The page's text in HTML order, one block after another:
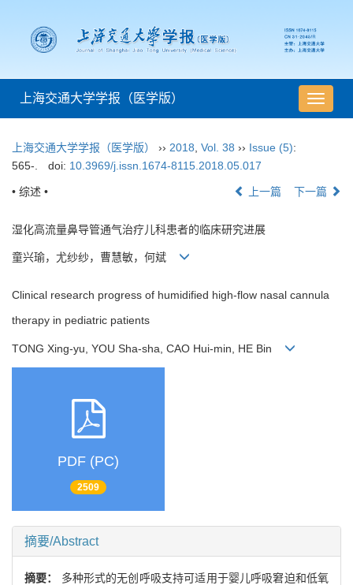
导
航
上海交通大学学报（医学版）
上海交通大学学报（医学版） ›› 2018 Vol. 38 ›› Issue (5):
565-.
doi: 10.3969/j.issn.1674-8115.2018.05.017
• 综述 • 上一篇 下一篇
湿化高流量鼻导管通气治疗儿科患者的临床研究进展
童兴瑜，尤纱纱，曹慧敏，何斌
Clinical research progress of humidified high-flow nasal cannula
therapy in pediatric patients
TONG Xing-yu, YOU Sha-sha, CAO Hui-min, HE Bin
PDF (PC)
2509
摘要/Abstract
摘要： 多种形式的无创呼吸支持可适用于婴儿呼吸窘迫和低氧